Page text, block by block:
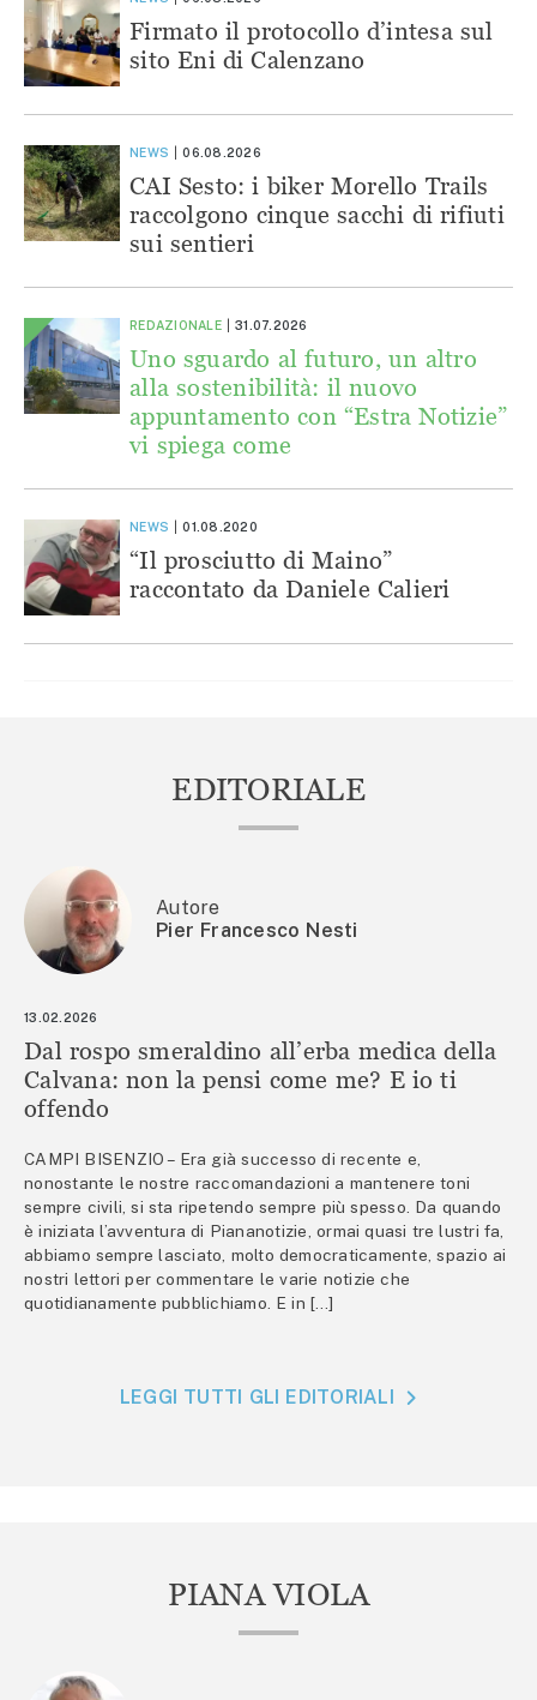
Firmato il protocollo d’intesa sul
sito Eni di Calenzano
NEWS 06.08.2026
CAI Sesto: i biker Morello Trails
raccolgono cinque sacchi di rifiuti
sui sentieri
REDAZIONALE 31.07.2026
Uno sguardo al futuro, un altro
alla sostenibilità: il nuovo
appuntamento con “Estra Notizie”
vi spiega come
NEWS 01.08.2020
“Il prosciutto di Maino”
raccontato da Daniele Calieri
EDITORIALE
Autore
Pier Francesco Nesti
13.02.2026
Dal rospo smeraldino all’erba medica della
Calvana: non la pensi come me? E io ti
offendo
CAMPI BISENZIO – Era già successo di recente e,
nonostante le nostre raccomandazioni a mantenere toni
sempre civili, si sta ripetendo sempre più spesso. Da quando
è iniziata l’avventura di Piananotizie, ormai quasi tre lustri fa,
abbiamo sempre lasciato, molto democraticamente, spazio ai
nostri lettori per commentare le varie notizie che
quotidianamente pubblichiamo. E in […]
LEGGI TUTTI GLI EDITORIALI
PIANA VIOLA